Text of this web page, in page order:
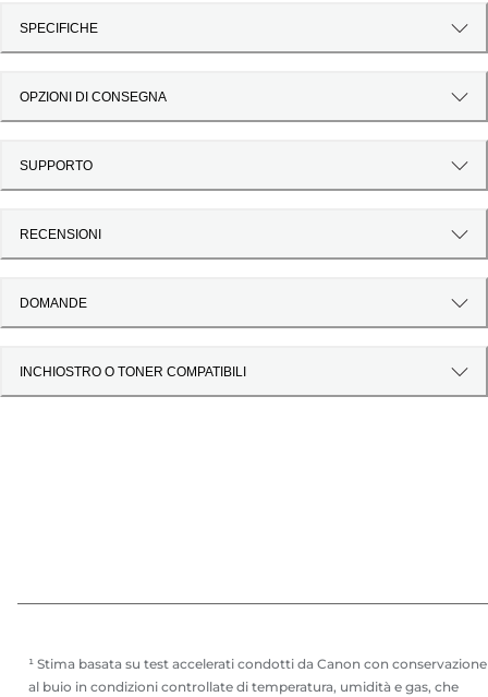
SPECIFICHE
OPZIONI DI CONSEGNA
SUPPORTO
RECENSIONI
DOMANDE
INCHIOSTRO O TONER COMPATIBILI
¹ Stima basata su test accelerati condotti da Canon con conservazione
al buio in condizioni controllate di temperatura, umidità e gas, che